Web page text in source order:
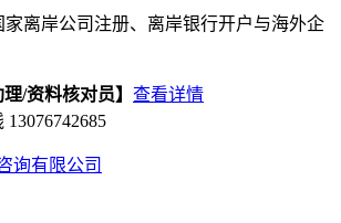
家离岸公司注册、离岸银行开户与海外企
/资料核对员】 查看详情